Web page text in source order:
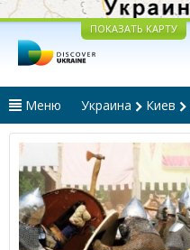
ПОКАЗАТЬ КАРТУ
Меню Украина Киев